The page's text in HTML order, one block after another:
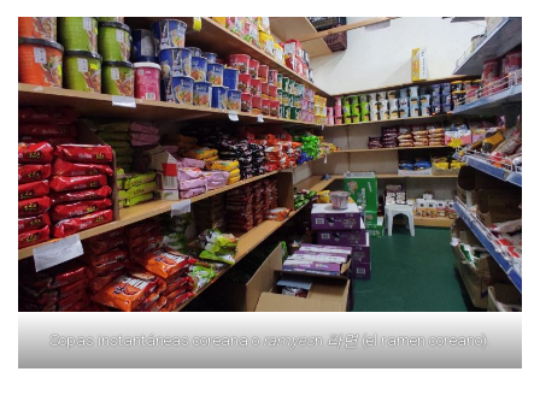
Sopas instantáneas coreana oramyeon 라면 (el ramen coreano).